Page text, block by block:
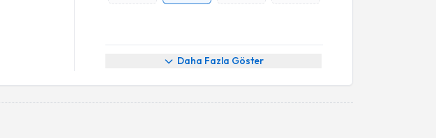
Daha Fazla Göster